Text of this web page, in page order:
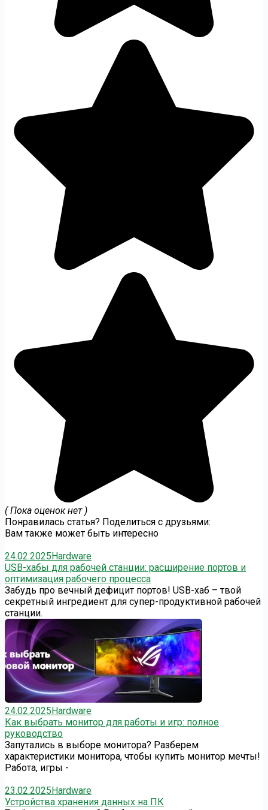
( Пока оценок нет )
Понравилась статья? Поделиться с друзьями:
Вам также может быть интересно
24.02.2025 Hardware
USB-хабы для рабочей станции: расширение портов и
оптимизация рабочего процесса
Забудь про вечный дефицит портов! USB-хаб – твой
секретный ингредиент для супер-продуктивной рабочей
станции.
24.02.2025 Hardware
Как выбрать монитор для работы и игр: полное
руководство
Запутались в выборе монитора? Разберем
характеристики монитора, чтобы купить монитор мечты!
Работа, игры -
23.02.2025 Hardware
Устройства хранения данных на ПК